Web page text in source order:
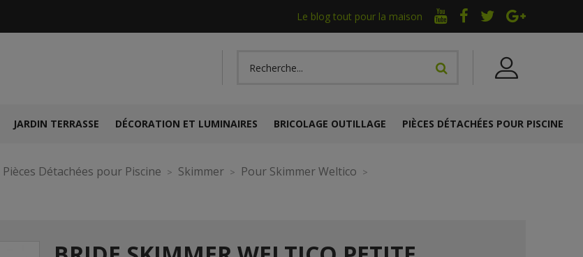
Le blog tout pour la maison
JARDIN TERRASSE DÉCORATION ET LUMINAIRES BRICOLAGE OUTILLAGE PIÈCES DÉTACHÉES POUR PISCINE
Pièces Détachées pour Piscine Skimmer
Pour Skimmer Weltico